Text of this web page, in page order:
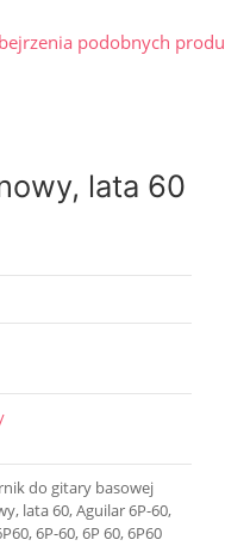
podobnych
lata 60
do gitary basowej
lata 60, Aguilar 6P-60,
6P-60, 6P 60, 6P60